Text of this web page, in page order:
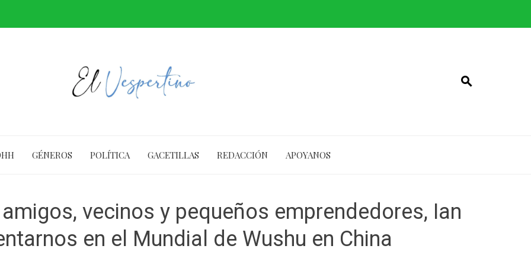
GÉNEROS POLÍTICA GACETILLAS REDACCIÓN APOYANOS
vecinos y pequeños emprendedores, Ian
en el Mundial de Wushu en China